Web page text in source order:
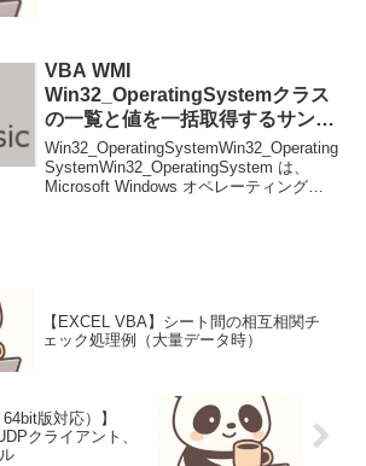
VBA WMI
Win32_OperatingSystemクラス
の一覧と値を一括取得するサンプ
ル
Win32_OperatingSystemWin32_Operating
SystemWin32_OperatingSystem は、
Microsoft Windows オペレーティングシ
【EXCEL VBA】シート間の相互相関チ
ェック処理例（大量データ時）
版対応）】
クライアント、